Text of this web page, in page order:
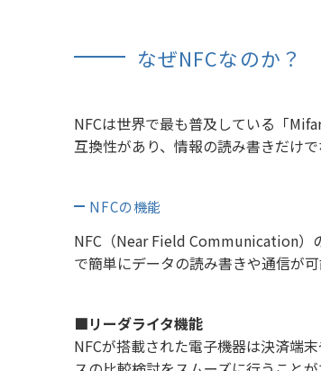
なぜNFCなのか？
NFCは世界で最も普及している「
互換性があり、情報の読み書きだけ
NFCの機能
NFC（Near Field Communication）
で簡単にデータの読み書きや通信が可
■リーダライタ機能
NFCが搭載された電子機器は決済端